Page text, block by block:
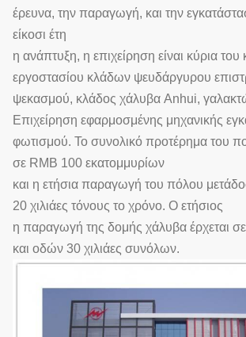
έρευνα, την παραγωγή, και την
είκοσι έτη
η ανάπτυξη, η επιχείρηση είναι κύρια του
εργοστασίου κλάδων ψευδάργυρου
ψεκασμού, κλάδος χάλυβα Anhui,
Επιχείρηση εφαρμοσμένης μηχανικής
φωτισμού. Το συνολικό προτέρημα του
σε RMB 100 εκατομμυρίων
και η ετήσια παραγωγή του πόλου
20 χιλιάες τόνους το χρόνο. Ο ετήσιος
η παραγωγή της δομής χάλυβα έρχεται
και οδών 30 χιλιάες συνόλων.